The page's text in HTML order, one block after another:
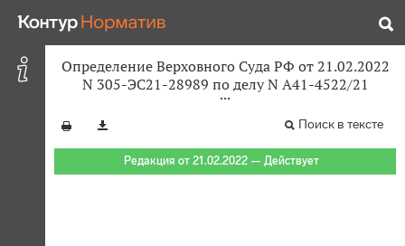
Определение Верховного Суда РФ от 21.02.2022
N 305-ЭС21-28989 по делу N А41-4522/21
Поиск в тексте
Редакция от 21.02.2022 — Действует